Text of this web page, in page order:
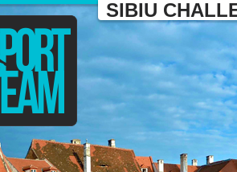
SIBIU